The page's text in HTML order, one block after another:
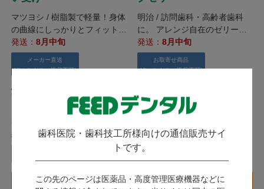
歯科医院・歯科技工所様向けの通信販売サイ
トです。
この先のページは医薬品・高度管理医療機器などに
マツヨシ / 樹脂製で軽量！身体
の曲線にしっかりとフィットす
る形状のうがい受け。
発送： 8月中旬
メーカー直送
(キャンセル・返品不可)
26ポイント～
数量：
カートに入れる
明治 / 訪問歯科・高齢者歯科
に。 アレンジ自在のゼリー型
栄養調整食品。
発送： 8月中旬
お取寄せ商品
(キャンセル・返品不可)
4,741
（税込）～
バリエーション一覧